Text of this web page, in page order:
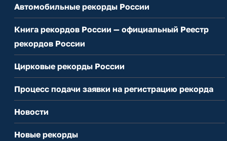
Автомобильные рекорды России
Книга рекордов России — официальный Реестр
рекордов России
Цирковые рекорды России
Процесс подачи заявки на регистрацию рекорда
Новости
Новые рекорды